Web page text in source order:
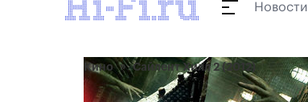
Новости
Кино Сайлент Хилл 2 (2012)